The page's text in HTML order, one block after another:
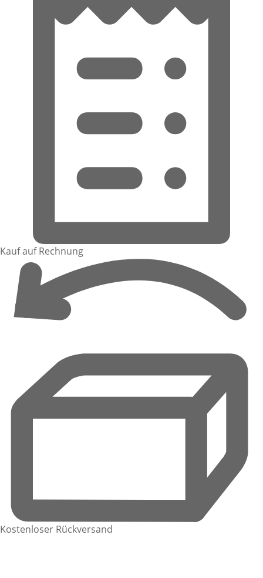
Kauf auf Rechnung
Kostenloser Rückversand